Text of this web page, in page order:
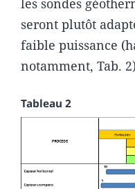
les sondes
seront plutôt
faible puissance
notamment, Tab.
Tableau 2